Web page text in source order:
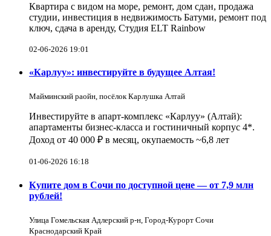
Квартира с видом на море, ремонт, дом сдан, продажа
студии, инвестиция в недвижимость Батуми, ремонт под
ключ, сдача в аренду, Студия ELT Rainbow
02-06-2026 19:01
«Карлуу»: инвестируйте в будущее Алтая!
Майминский раойн, посёлок Карлушка Алтай
Инвестируйте в апарт-комплекс «Карлуу» (Алтай):
апартаменты бизнес-класса и гостиничный корпус 4*.
Доход от 40 000 ₽ в месяц, окупаемость ~6,8 лет
01-06-2026 16:18
Купите дом в Сочи по доступной цене — от 7,9 млн
рублей!
Улица Гомельская Адлерский р-н, Город-Курорт Сочи
Краснодарский Край